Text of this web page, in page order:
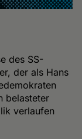
des SS-
der als Hans
belasteter
verlaufen